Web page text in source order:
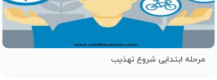
مرحله ابتدایی شروع تهذیب